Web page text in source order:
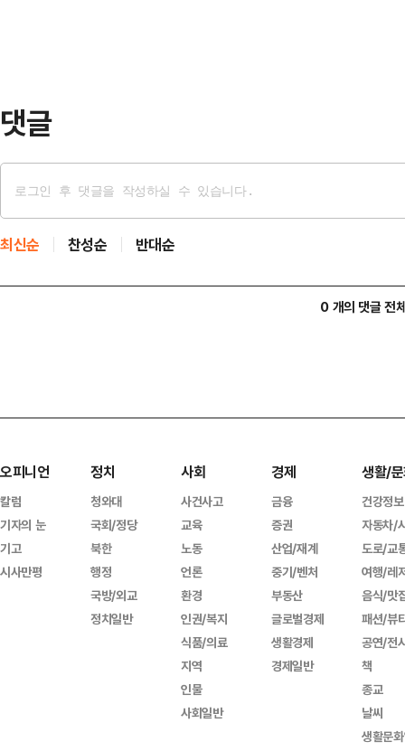
댓글
최신순 찬성순 반대순
0 개의 댓글 전
오피니언
칼럼
기자의 눈
기고
시사만평
정치
청와대
국회/정당
북한
행정
국방/외교
정치일반
사회
사건사고
교육
노동
언론
환경
인권/복지
식품/의료
지역
인물
사회일반
경제
금융
증권
산업/재계
중기/벤처
부동산
글로벌경제
생활경제
경제일반
생활/
건강정보
자동차/
도로/교
여행/레
음식/맛
패션/뷰
공연/전
책
종교
날씨
생활문